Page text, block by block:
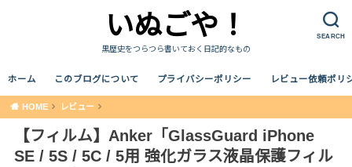
SEARCH
いぬごや！
黒歴史をつらつら書いておく日記的なもの
ホーム このブログについて プライバシーポリシー レビュー依頼ポリ
HOME レビュー
【フィルム】Anker「GlassGuard iPhone
SE / 5S / 5C / 5用 強化ガラス液晶保護フィル